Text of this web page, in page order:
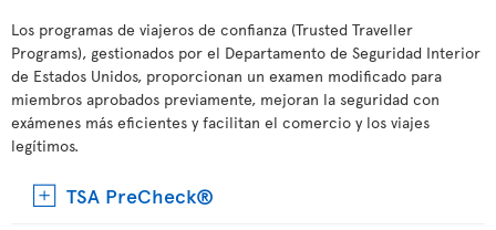
Los programas de viajeros de confianza (Trusted Traveller
Programs), gestionados por el Departamento de Seguridad Interior
de Estados Unidos, proporcionan un examen modificado para
miembros aprobados previamente, mejoran la seguridad con
exámenes más eficientes y facilitan el comercio y los viajes
legítimos.
TSA PreCheck®